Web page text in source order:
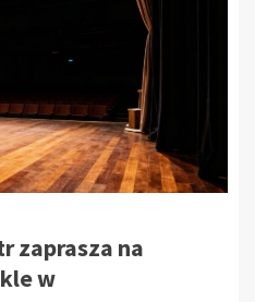
zaprasza na
w